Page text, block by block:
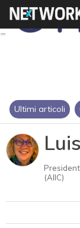
Ultimi articoli
(AIIC)